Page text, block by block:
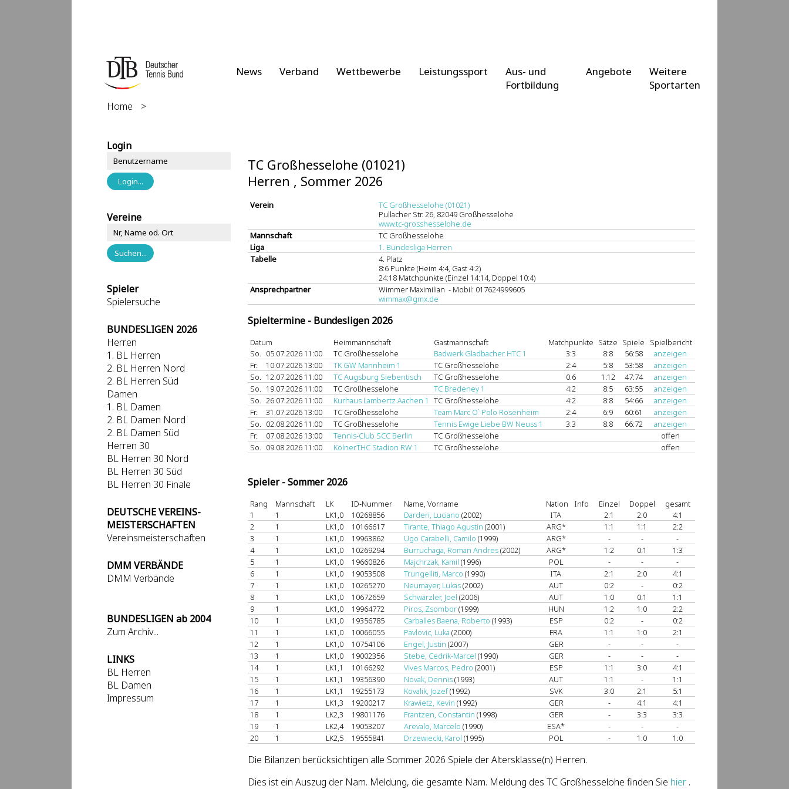
News Verband Wettbewerbe Leistungssport
Aus- und
Fortbildung
Angebote
Weitere
Sportarten
Home >
Login
Vereine
Spieler
Spielersuche
BUNDESLIGEN 2026
Herren
1. BL Herren
2. BL Herren Nord
2. BL Herren Süd
Damen
1. BL Damen
2. BL Damen Nord
2. BL Damen Süd
Herren 30
BL Herren 30 Nord
BL Herren 30 Süd
BL Herren 30 Finale
DEUTSCHE VEREINS-
MEISTERSCHAFTEN
Vereinsmeisterschaften
DMM VERBÄNDE
DMM Verbände
BUNDESLIGEN ab 2004
Zum Archiv...
LINKS
BL Herren
BL Damen
Impressum
TC Großhesselohe (01021)
Herren , Sommer 2026
Verein
TC Großhesselohe (01021)
Pullacher Str. 26, 82049 Großhesselohe
www.tc-grosshesselohe.de
Mannschaft
TC Großhesselohe
Liga
1. Bundesliga Herren
Tabelle
4. Platz
8:6 Punkte (Heim 4:4, Gast 4:2)
24:18 Matchpunkte (Einzel 14:14, Doppel 10:4)
Ansprechpartner
Wimmer Maximilian - Mobil: 017624999605
wimmax@gmx.de
Spieltermine - Bundesligen 2026
Datum Heimmannschaft Gastmannschaft Matchpunkte Sätze Spiele
Spielbericht
So. 05.07.2026 11:00 TC Großhesselohe Badwerk Gladbacher HTC 1 3:3 8:8 56:58
anzeigen
Fr.
10.07.2026 13:00 TK GW Mannheim 1 TC Großhesselohe 2:4 5:8 53:58
anzeigen
So. 12.07.2026 11:00 TC Augsburg Siebentisch TC Großhesselohe 0:6 1:12 47:74
anzeigen
So. 19.07.2026 11:00 TC Großhesselohe TC Bredeney 1 4:2 8:5 63:55
anzeigen
So. 26.07.2026 11:00 Kurhaus Lambertz Aachen 1 TC Großhesselohe 4:2 8:8 54:66
anzeigen
Fr.
31.07.2026 13:00 TC Großhesselohe Team Marc O` Polo Rosenheim 2:4 6:9 60:61
anzeigen
So. 02.08.2026 11:00 TC Großhesselohe Tennis Ewige Liebe BW Neuss 1 3:3 8:8 66:72
anzeigen
Fr.
07.08.2026 13:00 Tennis-Club SCC Berlin TC Großhesselohe
offen
So. 09.08.2026 11:00 KölnerTHC Stadion RW 1 TC Großhesselohe offen
Spieler - Sommer 2026
Rang Mannschaft LK ID-Nummer Name, Vorname Nation Info Einzel Doppel
gesamt
1
1 LK1,0 10268856 Darderi, Luciano (2002) ITA 2:1 2:0
4:1
2
1 LK1,0 10166617 Tirante, Thiago Agustin (2001) ARG* 1:1 1:1
2:2
3
1 LK1,0 19963862 Ugo Carabelli, Camilo (1999) ARG* - -
-
4
1 LK1,0 10269294 Burruchaga, Roman Andres(2002) ARG* 1:2 0:1
1:3
5
1 LK1,0 19660826 Majchrzak, Kamil (1996) POL - -
-
6
1 LK1,0 19053508 Trungelliti, Marco (1990) ITA 2:1 2:0
4:1
7
1 LK1,0 10265270 Neumayer, Lukas(2002) AUT 0:2 -
0:2
8
1 LK1,0 10672659 Schwärzler, Joel (2006) AUT 1:0 0:1
1:1
9
1 LK1,0 19964772 Piros, Zsombor(1999) HUN 1:2 1:0
2:2
10
1 LK1,0 19356785 Carballes Baena, Roberto (1993) ESP 0:2 -
0:2
11
1 LK1,0 10066055 Pavlovic, Luka (2000) FRA 1:1 1:0
2:1
12
1 LK1,0 10754106 Engel, Justin (2007) GER - -
-
13
1 LK1,0 19002356 Stebe, Cedrik-Marcel (1990) GER - -
-
14
1 LK1,1 10166292 Vives Marcos, Pedro (2001) ESP 1:1 3:0
4:1
15
1 LK1,1 19356390 Novak, Dennis(1993) AUT 1:1 -
1:1
16
1 LK1,1 19255173 Kovalik, Jozef(1992) SVK 3:0 2:1
5:1
17
1 LK1,3 19200217 Krawietz, Kevin (1992) GER - 4:1
4:1
18
1 LK2,3 19801176 Frantzen, Constantin (1998) GER - 3:3
3:3
19
1 LK2,4 19053207 Arevalo, Marcelo (1990) ESA* - -
-
20
1 LK2,5 19555841 Drzewiecki, Karol (1995) POL - 1:0 1:0
Die Bilanzen berücksichtigen alle Sommer 2026 Spiele der Altersklasse(n) Herren.
Dies ist ein Auszug der Nam. Meldung, die gesamte Nam. Meldung des TC Großhesselohe finden Sie hier .